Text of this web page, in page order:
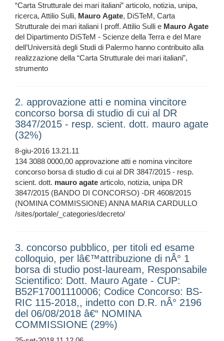
“Carta Strutturale dei mari italiani” articolo, notizia, unipa,
ricerca, Attilio Sulli, Mauro Agate, DiSTeM, Carta
Strutturale dei mari italiani I proff. Attilio Sulli e Mauro Agate
del Dipartimento DiSTeM - Scienze della Terra e del Mare
dell’Università degli Studi di Palermo hanno contribuito alla
realizzazione della “Carta Strutturale dei mari italiani”,
strumento
2. approvazione atti e nomina vincitore
concorso borsa di studio di cui al DR
3847/2015 - resp. scient. dott. mauro agate
(32%)
8-giu-2016 13.21.11
134 3088 0000,00 approvazione atti e nomina vincitore
concorso borsa di studio di cui al DR 3847/2015 - resp.
scient. dott. mauro agate articolo, notizia, unipa DR
3847/2015 (BANDO DI CONCORSO) -DR 4608/2015
(NOMINA COMMISSIONE) ANNA MARIA CARDULLO
/sites/portale/_categories/decreto/
3. concorso pubblico, per titoli ed esame
colloquio, per lâ€™attribuzione di nÂ° 1
borsa di studio post-lauream, Responsabile
Scientifico: Dott. Mauro Agate - CUP:
B52F17001110006; Codice Concorso: BS-
RIC 115-2018,, indetto con D.R. nÂ° 2196
del 06/08/2018 â€“ NOMINA
COMMISSIONE (29%)